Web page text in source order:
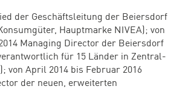
der Geschäftsleitung der Beiersdorf
Hauptmarke NIVEA); von
Managing Director der Beiersdorf
für 15 Länder in Zentral-
von April 2014 bis Februar 2016
der neuen, erweiterten